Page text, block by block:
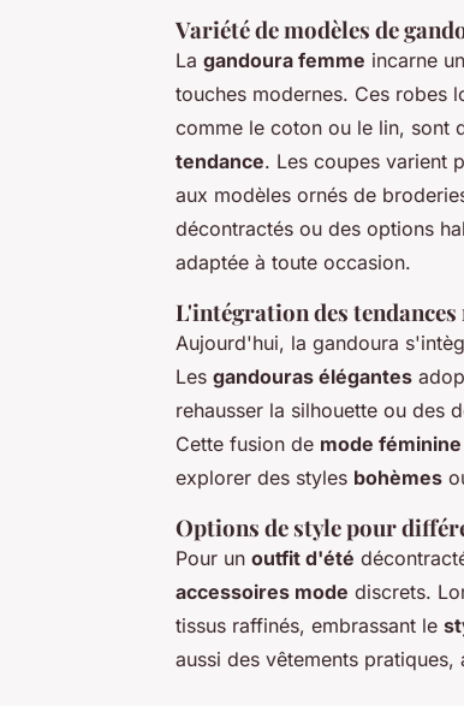
Variété de modèles de
La gandoura femme incarne
touches modernes. Ces robes
comme le coton ou le lin, sont
tendance. Les coupes varient
aux modèles ornés de
décontractés ou des options
adaptée à toute occasion.
L'intégration des tendances
Aujourd'hui, la gandoura
Les gandouras élégantes
rehausser la silhouette ou des
Cette fusion de mode féminine
explorer des styles bohèmes
Options de style pour
Pour un outfit d'été
accessoires mode discrets.
tissus raffinés, embrassant le
aussi des vêtements pratiques,